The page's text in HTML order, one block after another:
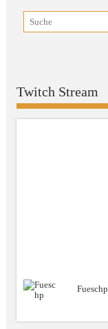
Twitch Stream
Fueschp